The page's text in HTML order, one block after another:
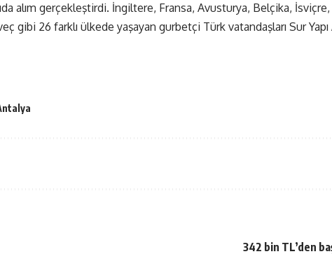
alım gerçekleştirdi. İngiltere, Fransa, Avusturya, Belçika,
gibi 26 farklı ülkede yaşayan gurbetçi Türk vatandaşları Sur Yapı
342 bin TL’den